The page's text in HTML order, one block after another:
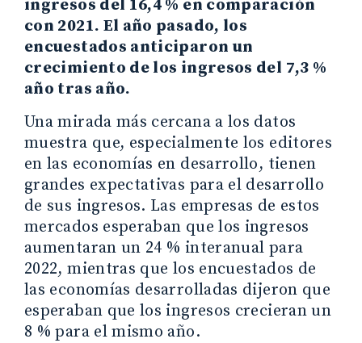
ingresos del 16,4 % en comparación
con 2021. El año pasado, los
encuestados anticiparon un
crecimiento de los ingresos del 7,3 %
año tras año.
Una mirada más cercana a los datos
muestra que, especialmente los editores
en las economías en desarrollo, tienen
grandes expectativas para el desarrollo
de sus ingresos. Las empresas de estos
mercados esperaban que los ingresos
aumentaran un 24 % interanual para
2022, mientras que los encuestados de
las economías desarrolladas dijeron que
esperaban que los ingresos crecieran un
8 % para el mismo año.